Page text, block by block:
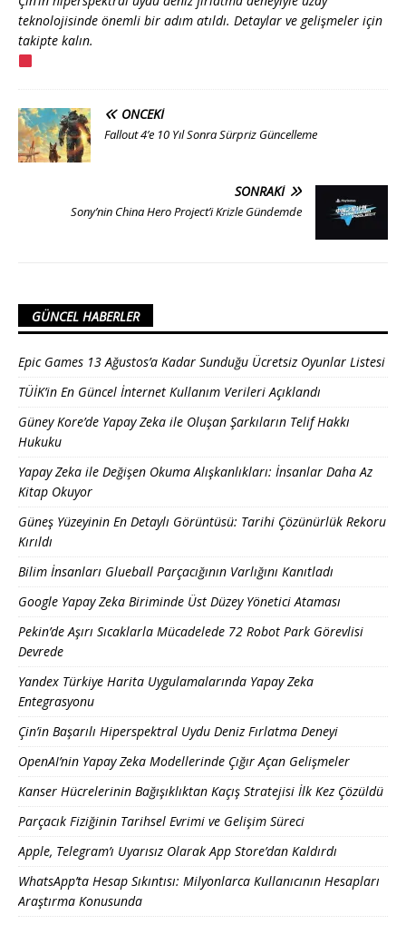
teknolojisinde önemli bir adım atıldı. Detaylar ve gelişmeler için
takipte kalın.
ÖNCEKI
Fallout 4’e 10 Yıl Sonra Sürpriz Güncelleme
SONRAKI
Sony’nin China Hero Project’i Krizle Gündemde
GÜNCEL HABERLER
Epic Games 13 Ağustos’a Kadar Sunduğu Ücretsiz Oyunlar Listesi
TÜİK’in En Güncel İnternet Kullanım Verileri Açıklandı
Güney Kore’de Yapay Zeka ile Oluşan Şarkıların Telif Hakkı
Hukuku
Yapay Zeka ile Değişen Okuma Alışkanlıkları: İnsanlar Daha Az
Kitap Okuyor
Güneş Yüzeyinin En Detaylı Görüntüsü: Tarihi Çözünürlük Rekoru
Kırıldı
Bilim İnsanları Glueball Parçacığının Varlığını Kanıtladı
Google Yapay Zeka Biriminde Üst Düzey Yönetici Ataması
Pekin’de Aşırı Sıcaklarla Mücadelede 72 Robot Park Görevlisi
Devrede
Yandex Türkiye Harita Uygulamalarında Yapay Zeka
Entegrasyonu
Çin’in Başarılı Hiperspektral Uydu Deniz Fırlatma Deneyi
OpenAI’nin Yapay Zeka Modellerinde Çığır Açan Gelişmeler
Kanser Hücrelerinin Bağışıklıktan Kaçış Stratejisi İlk Kez Çözüldü
Parçacık Fiziğinin Tarihsel Evrimi ve Gelişim Süreci
Apple, Telegram’ı Uyarısız Olarak App Store’dan Kaldırdı
WhatsApp’ta Hesap Sıkıntısı: Milyonlarca Kullanıcının Hesapları
Araştırma Konusunda